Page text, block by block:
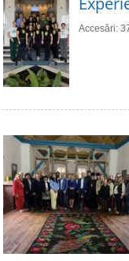
Accesări: